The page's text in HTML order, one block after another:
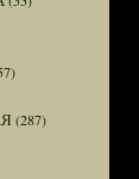
(287)